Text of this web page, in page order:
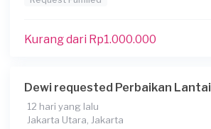
Kurang dari Rp1.000.000
Dewi requested Perbaikan Lantai
12 hari yang lalu
Jakarta Utara, Jakarta